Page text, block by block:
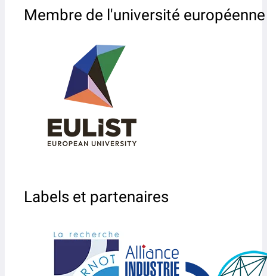
Membre de l'université européenne
Labels et partenaires